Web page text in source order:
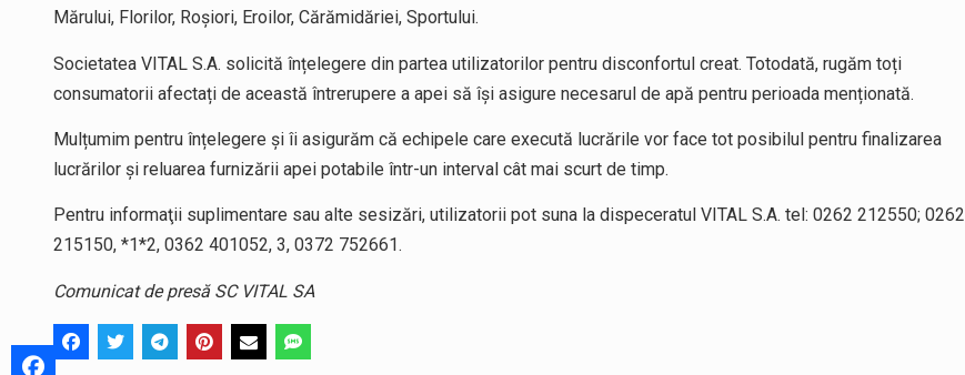
Mărului, Florilor, Roșiori, Eroilor, Cărămidăriei, Sportului.
Societatea VITAL S.A. solicită înțelegere din partea utilizatorilor pentru disconfortul creat. Totodată, rugăm toți
consumatorii afectați de această întrerupere a apei să își asigure necesarul de apă pentru perioada menționată.
Mulțumim pentru înțelegere și îi asigurăm că echipele care execută lucrările vor face tot posibilul pentru finalizarea
lucrărilor și reluarea furnizării apei potabile într-un interval cât mai scurt de timp.
Pentru informaţii suplimentare sau alte sesizări, utilizatorii pot suna la dispeceratul VITAL S.A. tel: 0262 212550; 0262
215150, *1*2, 0362 401052, 3, 0372 752661.
Comunicat de presă SC VITAL SA